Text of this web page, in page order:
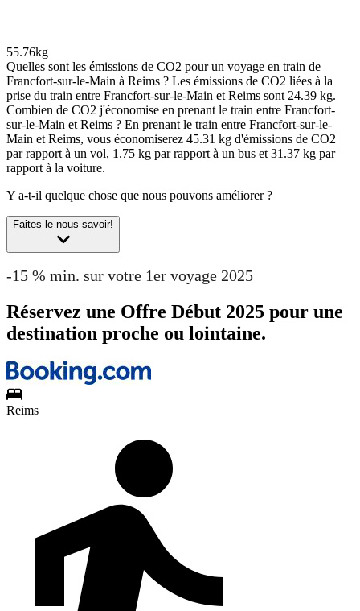
55.76kg
Quelles sont les émissions de CO2 pour un voyage en train de
Francfort-sur-le-Main à Reims ? Les émissions de CO2 liées à la
prise du train entre Francfort-sur-le-Main et Reims sont 24.39 kg.
Combien de CO2 j'économise en prenant le train entre Francfort-
sur-le-Main et Reims ? En prenant le train entre Francfort-sur-le-
Main et Reims, vous économiserez 45.31 kg d'émissions de CO2
par rapport à un vol, 1.75 kg par rapport à un bus et 31.37 kg par
rapport à la voiture.
Y a-t-il quelque chose que nous pouvons améliorer ?
Faites le nous savoir!
-15 % min. sur votre 1er voyage 2025
Réservez une Offre Début 2025 pour une
destination proche ou lointaine.
Reims